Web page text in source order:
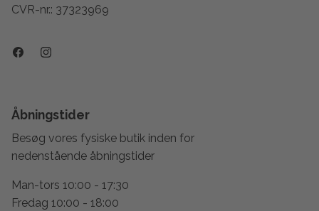
CVR-nr.: 37323969
Åbningstider
Besøg vores fysiske butik inden for
nedenstående åbningstider
Man-tors 10:00 - 17:30
Fredag 10:00 - 18:00